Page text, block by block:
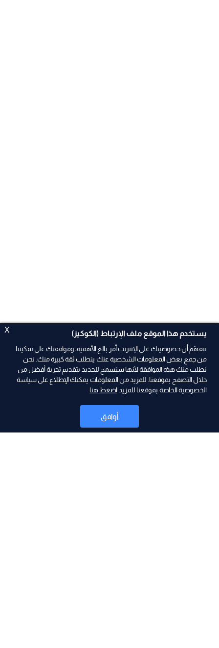
X يستخدم هذا الموقع ملف الإرتباط (الكوكيز)
نتفهّم أن خصوصيتك على الإنترنت أمر بالغ الأهمية، وموافقتك على تمكيننا
من جمع بعض المعلومات الشخصية عنك يتطلب ثقة كبيرة منك. نحن
نطلب منك هذه الموافقة لأنها ستسمح للجديد بتقديم تجربة أفضل من
خلال التصفح بموقعنا. للمزيد من المعلومات يمكنك الإطلاع على سياسة
الخصوصية الخاصة بموقعنا للمزيد اضغط هنا
أوافق
ad